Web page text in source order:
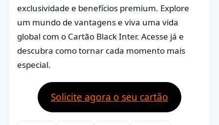
exclusividade e benefícios premium. Explore
um mundo de vantagens e viva uma vida
global com o Cartão Black Inter. Acesse já e
descubra como tornar cada momento mais
especial.
Solicite agora o seu cartão